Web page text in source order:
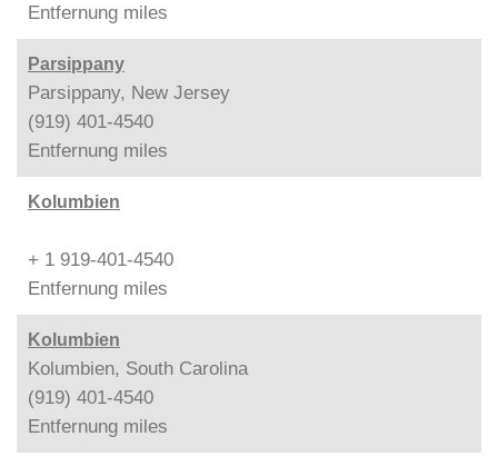
Entfernung miles
Parsippany
Parsippany, New Jersey
(919) 401-4540
Entfernung miles
Kolumbien
+ 1 919-401-4540
Entfernung miles
Kolumbien
Kolumbien, South Carolina
(919) 401-4540
Entfernung miles